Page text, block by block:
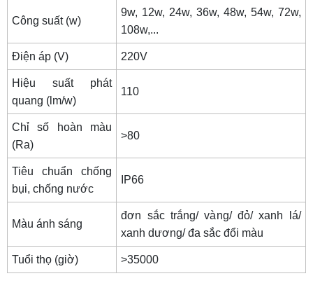
Công suất (w)
9w, 12w, 24w, 36w, 48w, 54w, 72w,
108w,...
Điện áp (V) 220V
Hiệu suất phát
quang (lm/w)
110
Chỉ số hoàn màu
(Ra)
>80
Tiêu chuẩn chống
bụi, chống nước
IP66
Màu ánh sáng
đơn sắc trắng/ vàng/ đỏ/ xanh lá/
xanh dương/ đa sắc đổi màu
Tuổi thọ (giờ) >35000